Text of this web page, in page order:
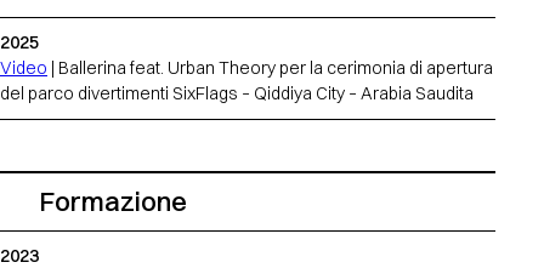
2025
Video | Ballerina feat. Urban Theory per la cerimonia di apertura
del parco divertimenti SixFlags – Qiddiya City – Arabia Saudita
Formazione
2023